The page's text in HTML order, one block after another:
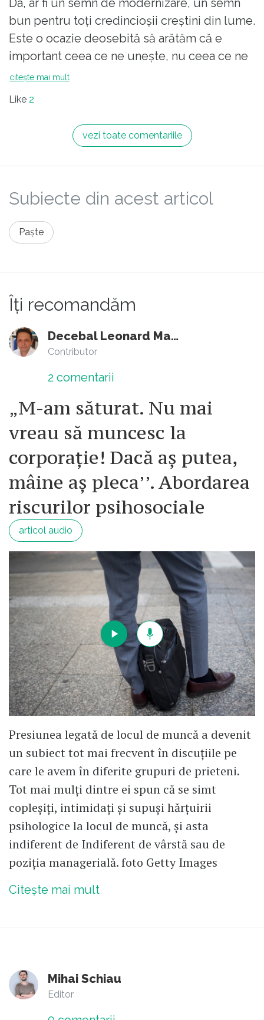
Da, ar fi un semn de modernizare, un semn
bun pentru toți credincioșii creștini din lume.
Este o ocazie deosebită să arătăm că e
important ceea ce ne unește, nu ceea ce ne
dezbină.
război declanșat de un descreierat susținut
de un ierarh de sub a cărui sutană se văd
coada și copitele diavolului.
citește mai mult
Like 2
vezi toate comentariile
Subiecte din acest articol
Paște
Îți recomandăm
Decebal Leonard Marin
Contributor
2 comentarii
„M-am săturat. Nu mai
vreau să muncesc la
corporație! Dacă aș putea,
mâine aș pleca’’. Abordarea
riscurilor psihosociale
articol audio
Presiunea legată de locul de muncă a devenit
un subiect tot mai frecvent în discuțiile pe
care le avem în diferite grupuri de prieteni.
Tot mai mulți dintre ei spun că se simt
copleșiți, intimidați și supuși hărțuirii
psihologice la locul de muncă, și asta
indiferent de Indiferent de vârstă sau de
poziția managerială. foto Getty Images
Citește mai mult
Mihai Schiau
Editor